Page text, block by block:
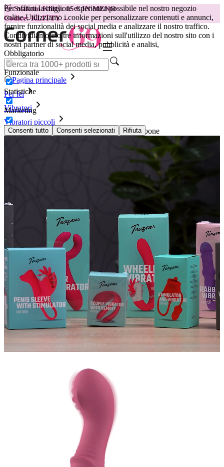
Per offrirti la migliore esperienza possibile nel nostro negozio
online.Utilizziamo i cookie per personalizzare contenuti e annunci,
fornire funzionalità dei social media e analizzare il nostro traffico.
Condividiamo inoltre informazioni sull'utilizzo del nostro sito con i
nostri partner di social media, pubblicità e analisi,
Obbligatorio
Funzionale
Statistiche
Marketing
Consenti tutto Consenti selezionati Rifiuta
😽Svakom Klitty: 15 € IN MENO
Codice: KLITTY →
Pagina principale
Per lei
Vibratori
Vibratori piccoli
Teazers – Mini vibratore Rolling – Rosa lampone